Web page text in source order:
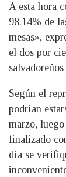
A esta hora
98.14% de
mesas»,
el dos por
Según el
podrían
marzo,
finalizado
día se